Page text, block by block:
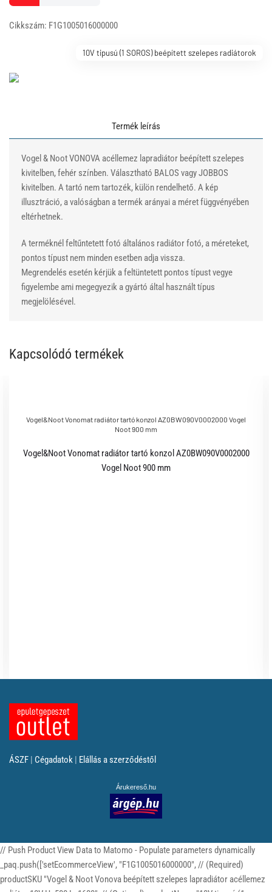
Cikkszám: F1G1005016000000
10V tipusú (1 SOROS) beépített szelepes radiátorok
Termék leírás
Vogel & Noot VONOVA acéllemez lapradiátor beépített szelepes
kivitelben, fehér színben. Választható BALOS vagy JOBBOS
kivitelben. A tartó nem tartozék, külön rendelhető. A kép
illusztráció, a valóságban a termék arányai a méret függvényében
eltérhetnek.
A terméknél feltűntetett fotó általános radiátor fotó, a méreteket,
pontos típust nem minden esetben adja vissza.
Megrendelés esetén kérjük a feltüntetett pontos típust vegye
figyelembe ami megegyezik a gyártó által használt típus
megjelölésével.
Kapcsolódó termékek
Vogel&Noot Vonomat radiátor tartó konzol AZ0BW090V0002000 Vogel
Noot 900 mm
Vogel&Noot Vonomat radiátor tartó konzol AZ0BW090V0002000
Vogel Noot 900 mm
ÁSZF | Cégadatok | Elállás a szerződéstől
Árukereső.hu
// Push Product View Data to Matomo - Populate parameters dynamically
_paq.push(['setEcommerceView', "F1G1005016000000", // (Required)
productSKU "Vogel & Noot Vonova beépített szelepes lapradiátor acéllemez